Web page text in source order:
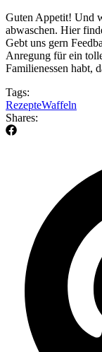
Guten Appetit! Und
abwaschen. Hier
Gebt uns gern
Anregung für ein
Familienessen habt,
Tags:
RezepteWaffeln
Shares: